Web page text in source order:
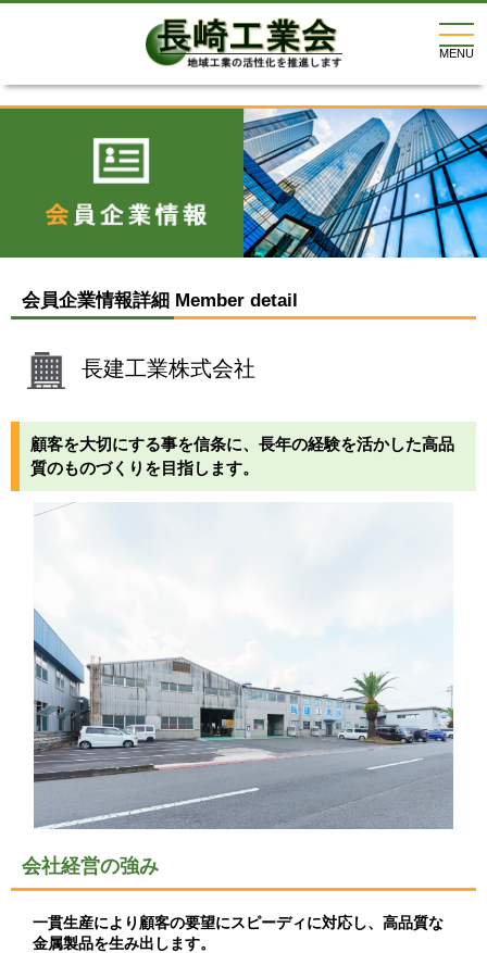
MENU
会員企業情報詳細 Member detail
長建工業株式会社
顧客を大切にする事を信条に、長年の経験を活かした高品
質のものづくりを目指します。
会社経営の強み
一貫生産により顧客の要望にスピーディに対応し、高品質な
金属製品を生み出します。